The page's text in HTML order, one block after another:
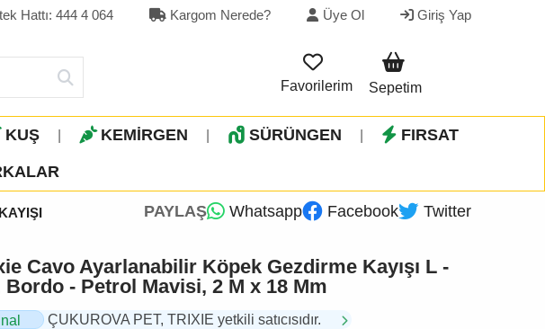
Hattı: 444 4 064 Kargom Nerede? Üye Ol Giriş Yap
Favorilerim Sepetim
KUŞ KEMİRGEN SÜRÜNGEN FIRSAT
PAYLAŞ Whatsapp Facebook Twitter
Cavo Ayarlanabilir Köpek Gezdirme Kayışı L -
Bordo - Petrol Mavisi, 2 M x 18 Mm
ÇUKUROVA PET, TRIXIE yetkili satıcısıdır.